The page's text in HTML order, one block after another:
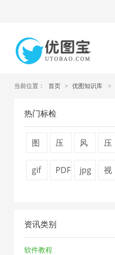
当前位置： 首页 > 优图知识库 >
热门标检
图
技
术
压
大
小
风
压
gif
2
PDF
器
jpg
视
资讯类别
软件教程